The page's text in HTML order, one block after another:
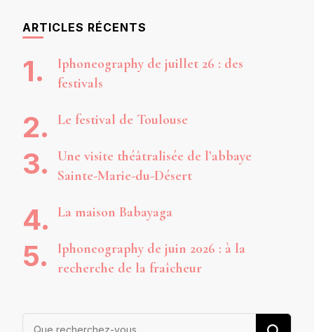
ARTICLES RÉCENTS
Iphoneography de juillet 26 : des
festivals
Le festival de Toulouse
Une visite théâtralisée de l’abbaye
Sainte-Marie-du-Désert
La maison Babayaga
Iphoneography de juin 2026 : à la
recherche de la fraîcheur
Vous